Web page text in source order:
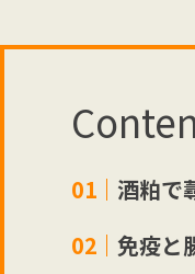
酒粕で
免疫と